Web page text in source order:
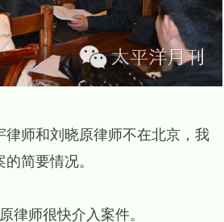
师和刘晓原律师不在北京，我
简要情况。
律师很快介入案件。